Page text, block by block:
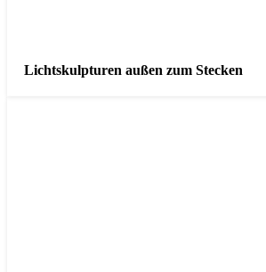
Lichtskulpturen außen zum Stecken